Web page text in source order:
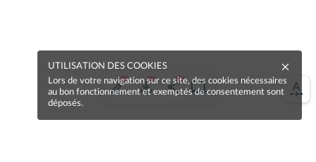
UTILISATION DES COOKIES
Lors de votre navigation sur ce site, des cookies nécessaires
au bon fonctionnement et exemptés de consentement sont
déposés.